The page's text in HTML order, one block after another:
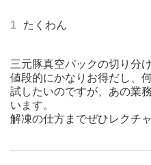
1 たくわん
三元豚真空パックの切り分
値段的にかなりお得だし、
試したいのですが、あの業
います。
解凍の仕方までぜひレクチ